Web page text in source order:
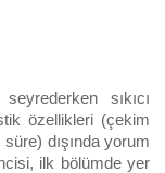
sıkıcı
özellikleri (çekim
dışında yorum
ilk bölümde yer